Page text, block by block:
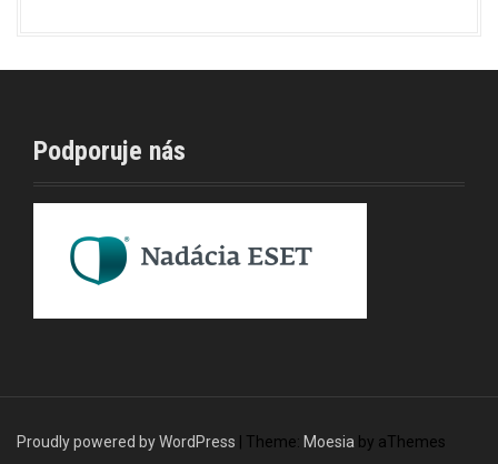
Podporuje nás
Proudly powered by WordPress Theme: Moesia by aThemes